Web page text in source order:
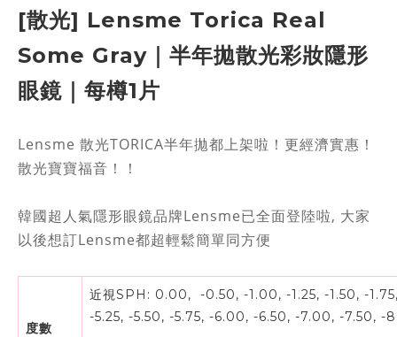
[散光] Lensme Torica Real
Some Gray ｜半年拋散光彩妝隱形
眼鏡｜每樽1片
Lensme 散光TORICA半年拋都上架啦！更經濟實惠！
散光寶寶福音！！
韓國超人氣隱形眼鏡品牌Lensme已全面登陸啦, 大家
以後想訂Lensme都超輕鬆簡單同方便
度數
近視SPH: 0.00, -0.50, -1.00, -1.25, -1.50, -
-5.25, -5.50, -5.75, -6.00, -6.50, -7.00, -7.50,